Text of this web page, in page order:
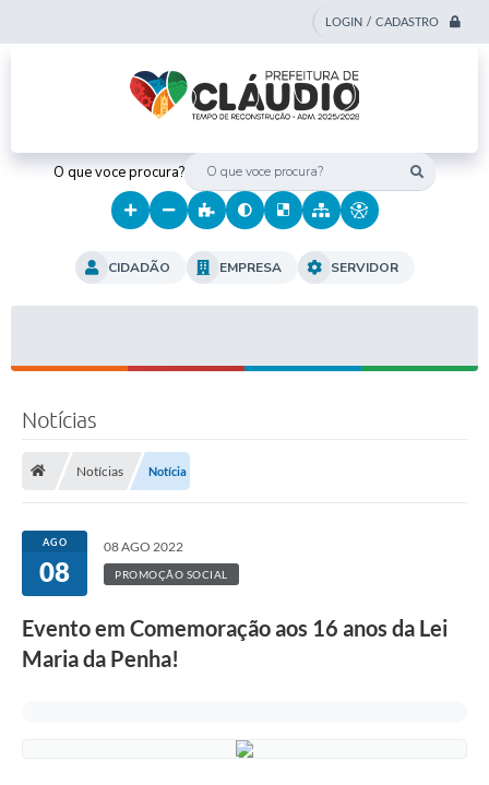
LOGIN / CADASTRO
O que voce procura?
CIDADÃO EMPRESA SERVIDOR
Notícias
Notícias Notícia
AGO
08
08 AGO 2022
PROMOÇÃO SOCIAL
Evento em Comemoração aos 16 anos da Lei
Maria da Penha!